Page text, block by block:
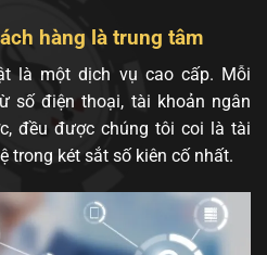
hàng là trung tâm
là một dịch vụ cao cấp. Mỗi
số điện thoại, tài khoản ngân
đều được chúng tôi coi là tài
trong két sắt số kiên cố nhất.